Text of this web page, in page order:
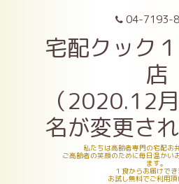
04-7193-
宅配クック
店
（2020.12
名が変更さ
私たちは高齢者専門の宅配お
ご高齢者の笑顔のために毎日温かい
ます。
１食からお届けでき
お試し無料でご利用頂